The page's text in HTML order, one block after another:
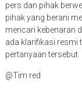
pers dan pihak
pihak yang berani
mencari kebenaran
ada klarifikasi resmi
pertanyaan tersebut.
@Tim red